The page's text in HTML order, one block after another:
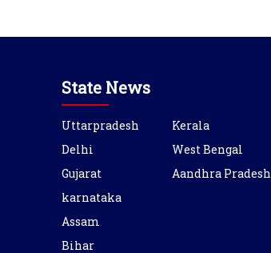
State News
Uttarpradesh
Delhi
Gujarat
karnataka
Assam
Bihar
Kerala
West Bengal
Aandhra Pradesh